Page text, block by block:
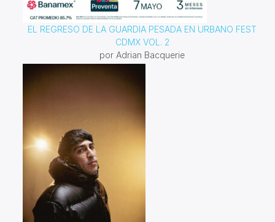
EL REGRESO DE LA GUARDIA PESADA EN URBANO FEST
CDMX VOL. 2
por Adrian Bacquerie